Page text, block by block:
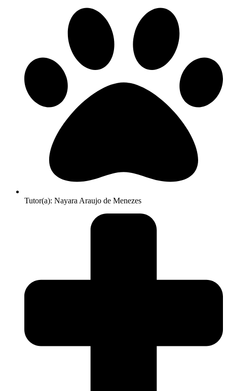
Tutor(a): Nayara Araujo de Menezes